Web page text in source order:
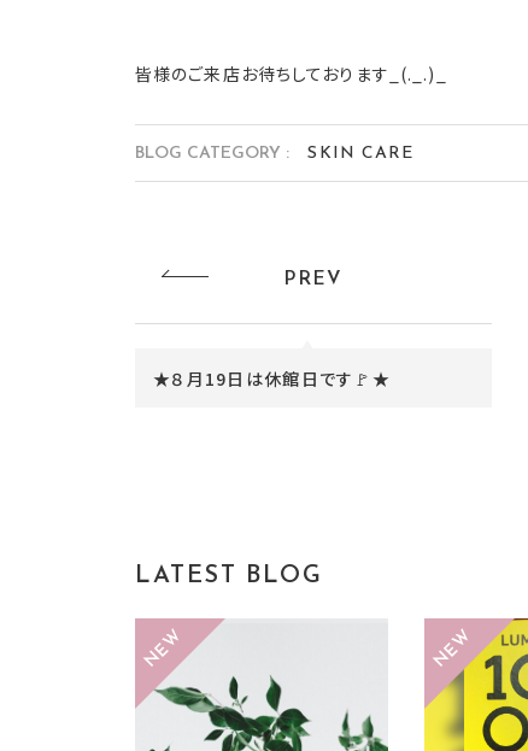
皆様のご来店お待ちしております_(._.)_
BLOG CATEGORY : SKIN CARE
PREV
★８月19日は休館日です🚩★
LATEST BLOG